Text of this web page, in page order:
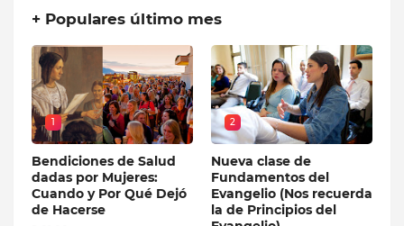
+ Populares último mes
1
Bendiciones de Salud
dadas por Mujeres:
Cuando y Por Qué Dejó
de Hacerse
2
Nueva clase de
Fundamentos del
Evangelio (Nos recuerda
la de Principios del